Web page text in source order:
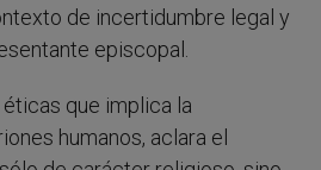
de incertidumbre legal y
episcopal.
que implica la
humanos, aclara el